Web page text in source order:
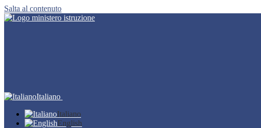
Salta al contenuto
Italiano
Italiano
English